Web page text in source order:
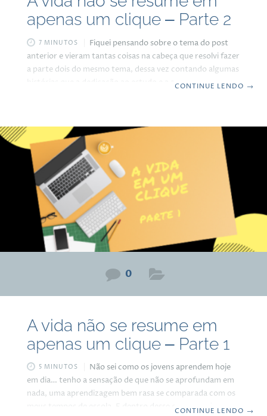
apenas um clique – Parte 2
7 MINUTOS
Fiquei pensando sobre o tema do post
anterior e vieram tantas coisas na cabeça que resolvi fazer
a parte dois do mesmo tema, dessa vez contando algumas
histórias que a dedicação ao estudo e a aquisição de novos
tempos de escola, nos diversos cursos que fiz, nunca tinha
muita facilidade para conseguir as informações
CONTINUE LENDO →
0
A vida não se resume em
apenas um clique – Parte 1
5 MINUTOS
Não sei como os jovens aprendem hoje
em dia… tenho a sensação de que não se aprofundam em
nada, uma aprendizagem bem rasa se comparada com os
meus tempos de escola. E dentro desse contexto de
CONTINUE LENDO →